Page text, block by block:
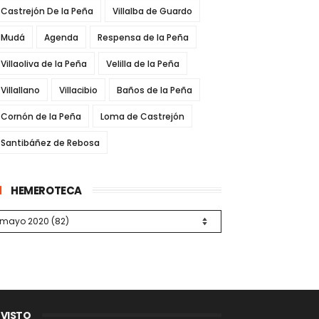
Castrejón De la Peña Villalba de Guardo
Mudá Agenda Respensa de la Peña
Villaoliva de la Peña Velilla de la Peña
Villallano Villacibio Baños de la Peña
Cornón de la Peña Loma de Castrejón
Santibáñez de Rebosa
HEMEROTECA